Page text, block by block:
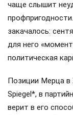
чаще слышит
закачалось:
для него
политическая
Позиции Мерца в
Spiegel*, в
верит в его